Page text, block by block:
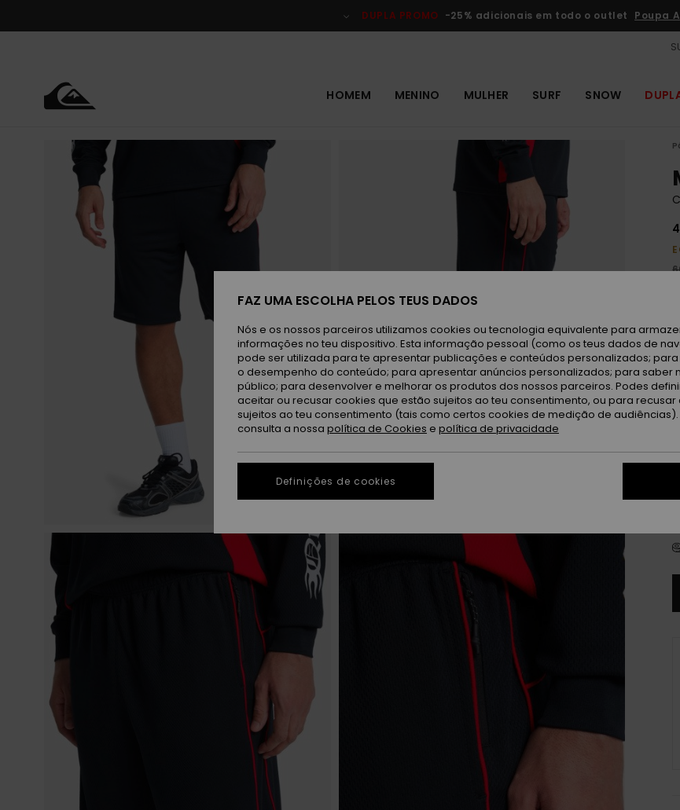
do
DUPLA PROMO -25% adicionais em todo o outlet Poupa
HOMEM MENINO MULHER SURF SNOW
FAZ UMA ESCOLHA PELOS TEUS DADOS
Nós e os nossos parceiros utilizamos cookies ou tecnologia equivalente para
informações no teu dispositivo. Esta informação pessoal (como os teus dados de
pode ser utilizada para te apresentar publicações e conteúdos personalizados;
o desempenho do conteúdo; para apresentar anúncios personalizados; para saber
público; para desenvolver e melhorar os produtos dos nossos parceiros. Podes
aceitar ou recusar cookies que estão sujeitos ao teu consentimento, ou para
sujeitos ao teu consentimento (tais como certos cookies de medição de
consulta a nossa política de Cookies e política de privacidade
Definições de cookies